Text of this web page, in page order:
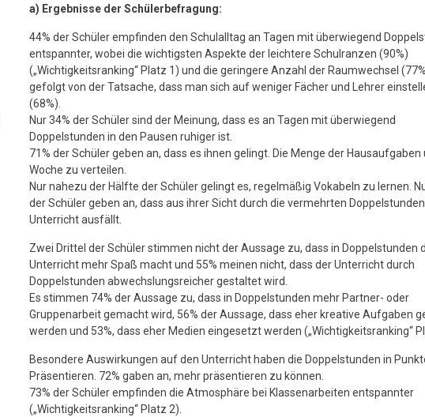
a) Ergebnisse der Schülerbefragung:
44% der Schüler empfinden den Schulalltag an Tagen mit überwiegend
entspannter, wobei die wichtigsten Aspekte der leichtere Schulranzen (90%)
(„Wichtigkeitsranking“ Platz 1) und die geringere Anzahl der Raumwechsel
gefolgt von der Tatsache, dass man sich auf weniger Fächer und Lehrer
(68%).
Nur 34% der Schüler sind der Meinung, dass es an Tagen mit überwiegend
Doppelstunden in den Pausen ruhiger ist.
71% der Schüler geben an, dass es ihnen gelingt. Die Menge der Hausaufgaben
Woche zu verteilen.
Nur nahezu der Hälfte der Schüler gelingt es, regelmäßig Vokabeln zu lernen.
der Schüler geben an, dass aus ihrer Sicht durch die vermehrten
Unterricht ausfällt.
Zwei Drittel der Schüler stimmen nicht der Aussage zu, dass in Doppelstunden
Unterricht mehr Spaß macht und 55% meinen nicht, dass der Unterricht durch
Doppelstunden abwechslungsreicher gestaltet wird.
Es stimmen 74% der Aussage zu, dass in Doppelstunden mehr Partner- oder
Gruppenarbeit gemacht wird, 56% der Aussage, dass eher kreative Aufgaben
werden und 53%, dass eher Medien eingesetzt werden („Wichtigkeitsranking“
Besondere Auswirkungen auf den Unterricht haben die Doppelstunden in
Präsentieren. 72% gaben an, mehr präsentieren zu können.
73% der Schüler empfinden die Atmosphäre bei Klassenarbeiten entspannter
(„Wichtigkeitsranking“ Platz 2).